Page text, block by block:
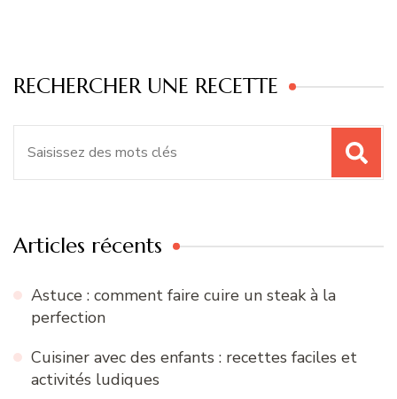
RECHERCHER UNE RECETTE
Articles récents
Astuce : comment faire cuire un steak à la
perfection
Cuisiner avec des enfants : recettes faciles et
activités ludiques